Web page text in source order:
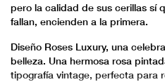
pero la calidad de sus cerillas sí
fallan, encienden a la primera.
Diseño Roses Luxury, una
belleza. Una hermosa rosa
tipografía vintage, perfecta para